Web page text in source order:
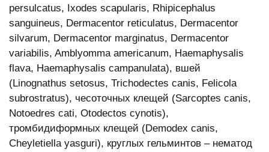
persulcatus, Ixodes scapularis, Rhipicephalus
sanguineus, Dermacentor reticulatus, Dermacentor
silvarum, Dermacentor marginatus, Dermacentor
variabilis, Amblyomma americanum, Haemaphysalis
flava, Haemaphysalis campanulata), вшей
(Linognathus setosus, Trichodectes canis, Felicola
subrostratus), чесоточных клещей (Sarcoptes canis,
Notoedres cati, Otodectos cynotis),
тромбидиформных клещей (Demodex canis,
Cheyletiella yasguri), круглых гельминтов – нематод